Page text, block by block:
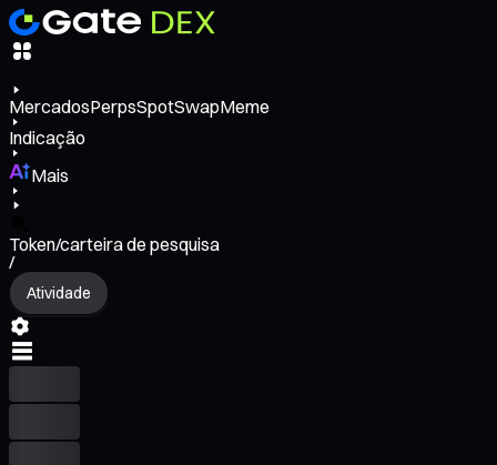
MercadosPerpsSpotSwapMeme
Indicação
Mais
Token/carteira de pesquisa
/
Atividade